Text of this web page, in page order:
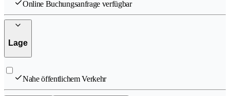
Online Buchungsanfrage verfügbar
Lage
Nahe öffentlichem Verkehr